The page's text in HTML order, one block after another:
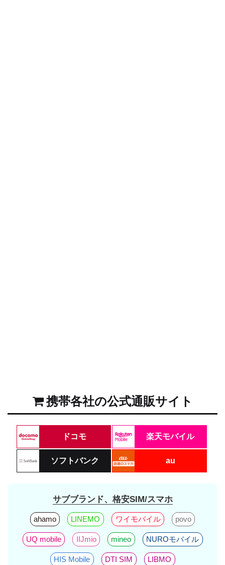
携帯各社の公式通販サイト
ドコモ 楽天モバイル
ソフトバンク au
サブブランド、格安SIM/スマホ
ahamo LINEMO ワイモバイル povo
UQ mobile IIJmio mineo NUROモバイル
HIS Mobile DTI SIM LIBMO